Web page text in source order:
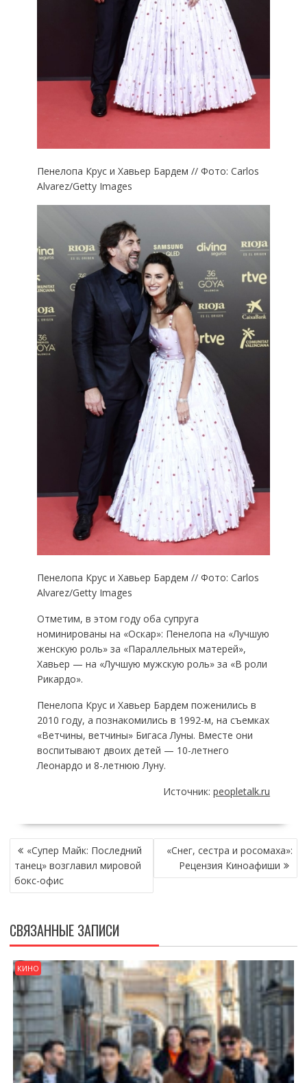
Пенелопа Крус и Хавьер Бардем // Фото: Сarlos
Alvarez/Getty Images
Пенелопа Крус и Хавьер Бардем // Фото: Сarlos
Alvarez/Getty Images
Отметим, в этом году оба супруга
номинированы на «Оскар»: Пенелопа на «Лучшую
женскую роль» за «Параллельных матерей»,
Хавьер — на «Лучшую мужскую роль» за «В роли
Рикардо».
Пенелопа Крус и Хавьер Бардем поженились в
2010 году, а познакомились в 1992-м, на съемках
«Ветчины, ветчины» Бигаса Луны. Вместе они
воспитывают двоих детей — 10-летнего
Леонардо и 8-летнюю Луну.
Источник:peopletalk.ru
НАВИГАЦИЯ
ПО
ЗАПИСЯМ
«Супер Майк: Последний
танец» возглавил мировой
бокс-офис
«Снег, сестра и росомаха»:
Рецензия Киноафиши
СВЯЗАННЫЕ ЗАПИСИ
КИНО